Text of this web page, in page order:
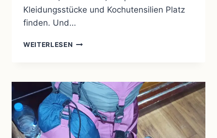
Kleidungsstücke und Kochutensilien Platz
finden. Und…
WEITERLESEN FREIHEIT
SONDERN
EIN
GEFÜHL